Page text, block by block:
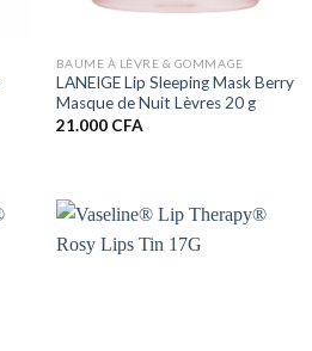
BAUME À LÈVRE & GOMMAGE
LANEIGE Lip Sleeping Mask Berry
Masque de Nuit Lèvres 20 g
21.000 CFA